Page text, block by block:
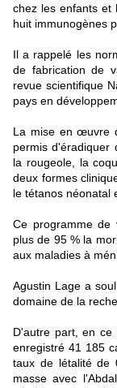
chez les enfants et
huit immunogènes
Il a rappelé les
de fabrication de
revue scientifique
pays en
La mise en œuvre
permis d'éradiquer
la rougeole, la
deux formes
le tétanos néonatal
Ce programme de
plus de 95 % la
aux maladies à
Agustin Lage a
domaine de la
D'autre part, en ce
enregistré 41 185
taux de létalité de
masse avec